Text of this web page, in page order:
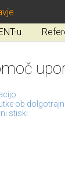
u
ob
stiski